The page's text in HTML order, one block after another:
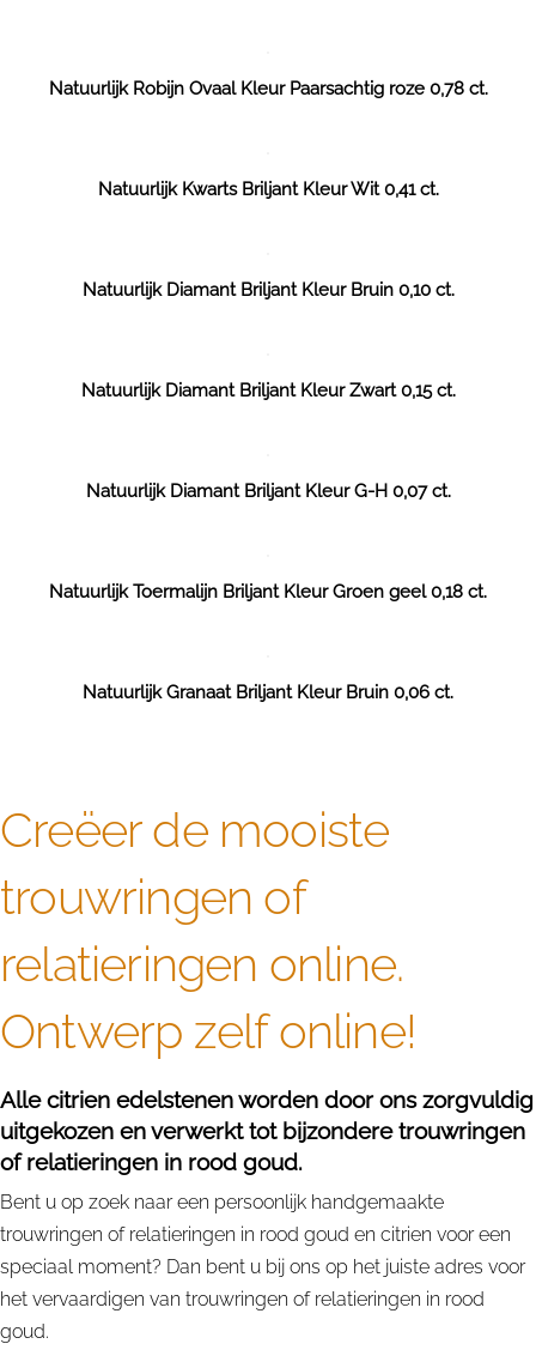
Natuurlijk Robijn Ovaal Kleur Paarsachtig roze 0,78 ct.
Natuurlijk Kwarts Briljant Kleur Wit 0,41 ct.
Natuurlijk Diamant Briljant Kleur Bruin 0,10 ct.
Natuurlijk Diamant Briljant Kleur Zwart 0,15 ct.
Natuurlijk Diamant Briljant Kleur G-H 0,07 ct.
Natuurlijk Toermalijn Briljant Kleur Groen geel 0,18 ct.
Natuurlijk Granaat Briljant Kleur Bruin 0,06 ct.
Creëer de mooiste
trouwringen of
relatieringen online.
Ontwerp zelf online!
Alle citrien edelstenen worden door ons zorgvuldig
uitgekozen en verwerkt tot bijzondere trouwringen
of relatieringen in rood goud.
Bent u op zoek naar een persoonlijk handgemaakte
trouwringen of relatieringen in rood goud en citrien voor een
speciaal moment? Dan bent u bij ons op het juiste adres voor
het vervaardigen van trouwringen of relatieringen in rood
goud.